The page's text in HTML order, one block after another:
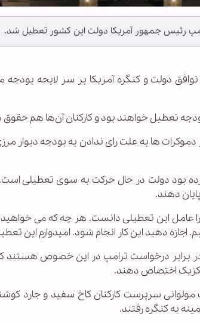
رئیس جمهور آمريکا دولت این کشور تعطيل شد.
توافق دولت و کنگره آمریکا بر سر لایحه بودجه
دموکرات ها به علت رای ندادن به بودجه دیوار
بود دولت در حال حرکت به سوی تعطیلی است.
دهند.
عامل این تعطیلی دانست. هر چه که می خواهید
دهید این کار انجام شود. امیدوارم این
برابر درخواست ترامپ در این خصوص هستند که
مکزیک اختصاص دهند.
سرپرست کارکنان کاخ سفید و جارد
به کنگره رفتند.